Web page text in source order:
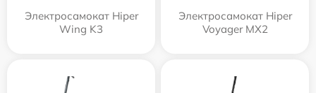
Электросамокат Hiper
Wing K3
Электросамокат Hiper
Voyager MX2